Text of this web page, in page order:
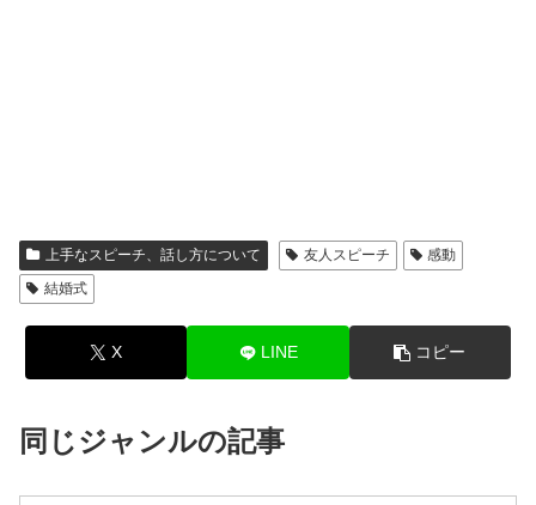
上手なスピーチ、話し方について 友人スピーチ
感動
結婚式
X LINE コピー
同じジャンルの記事